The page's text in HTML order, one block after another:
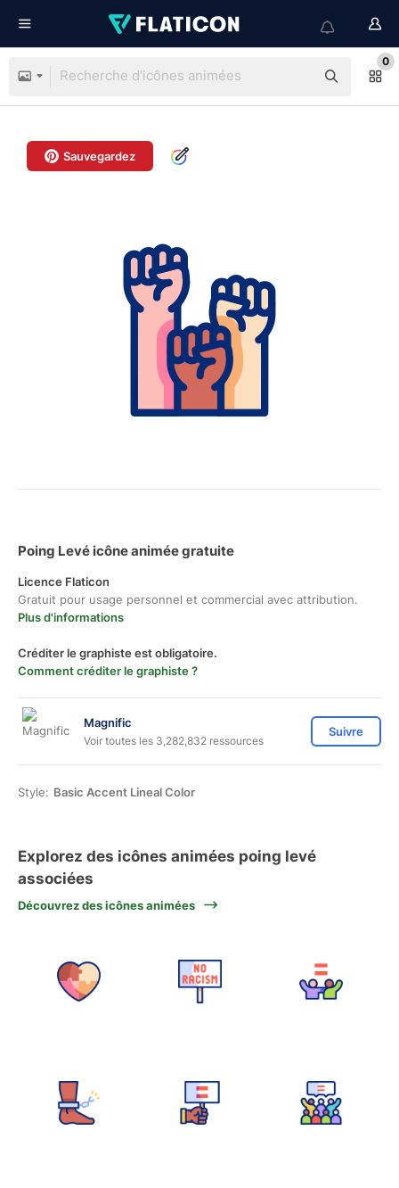
0
Sauvegardez
Poing Levé icône animée gratuite
Licence Flaticon
Gratuit pour usage personnel et commercial avec attribution.
Plus d'informations
Créditer le graphiste est obligatoire.
Comment créditer le graphiste ?
Magnific
Voir toutes les 3,282,832 ressources
Suivre
Style: Basic Accent Lineal Color
Explorez des icônes animées poing levé
associées
Découvrez des icônes animées